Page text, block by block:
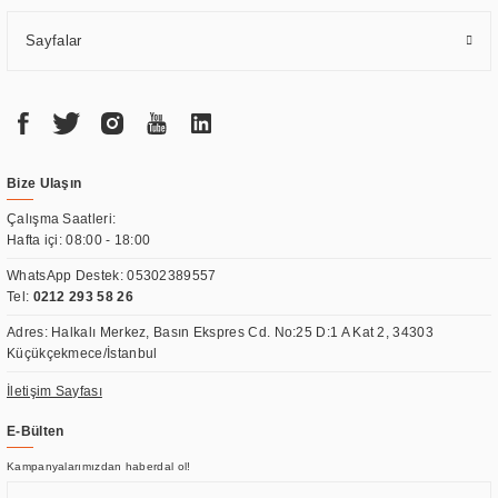
Sayfalar
Bize Ulaşın
Çalışma Saatleri:
Hafta içi: 08:00 - 18:00
WhatsApp Destek:05302389557
Tel: 0212 293 58 26
Adres: Halkalı Merkez, Basın Ekspres Cd. No:25 D:1 A Kat 2, 34303
Küçükçekmece/İstanbul
İletişim Sayfası
E-Bülten
Kampanyalarımızdan haberdal ol!